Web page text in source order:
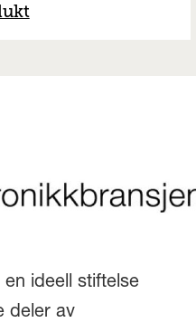
ideell stiftelse
deler av